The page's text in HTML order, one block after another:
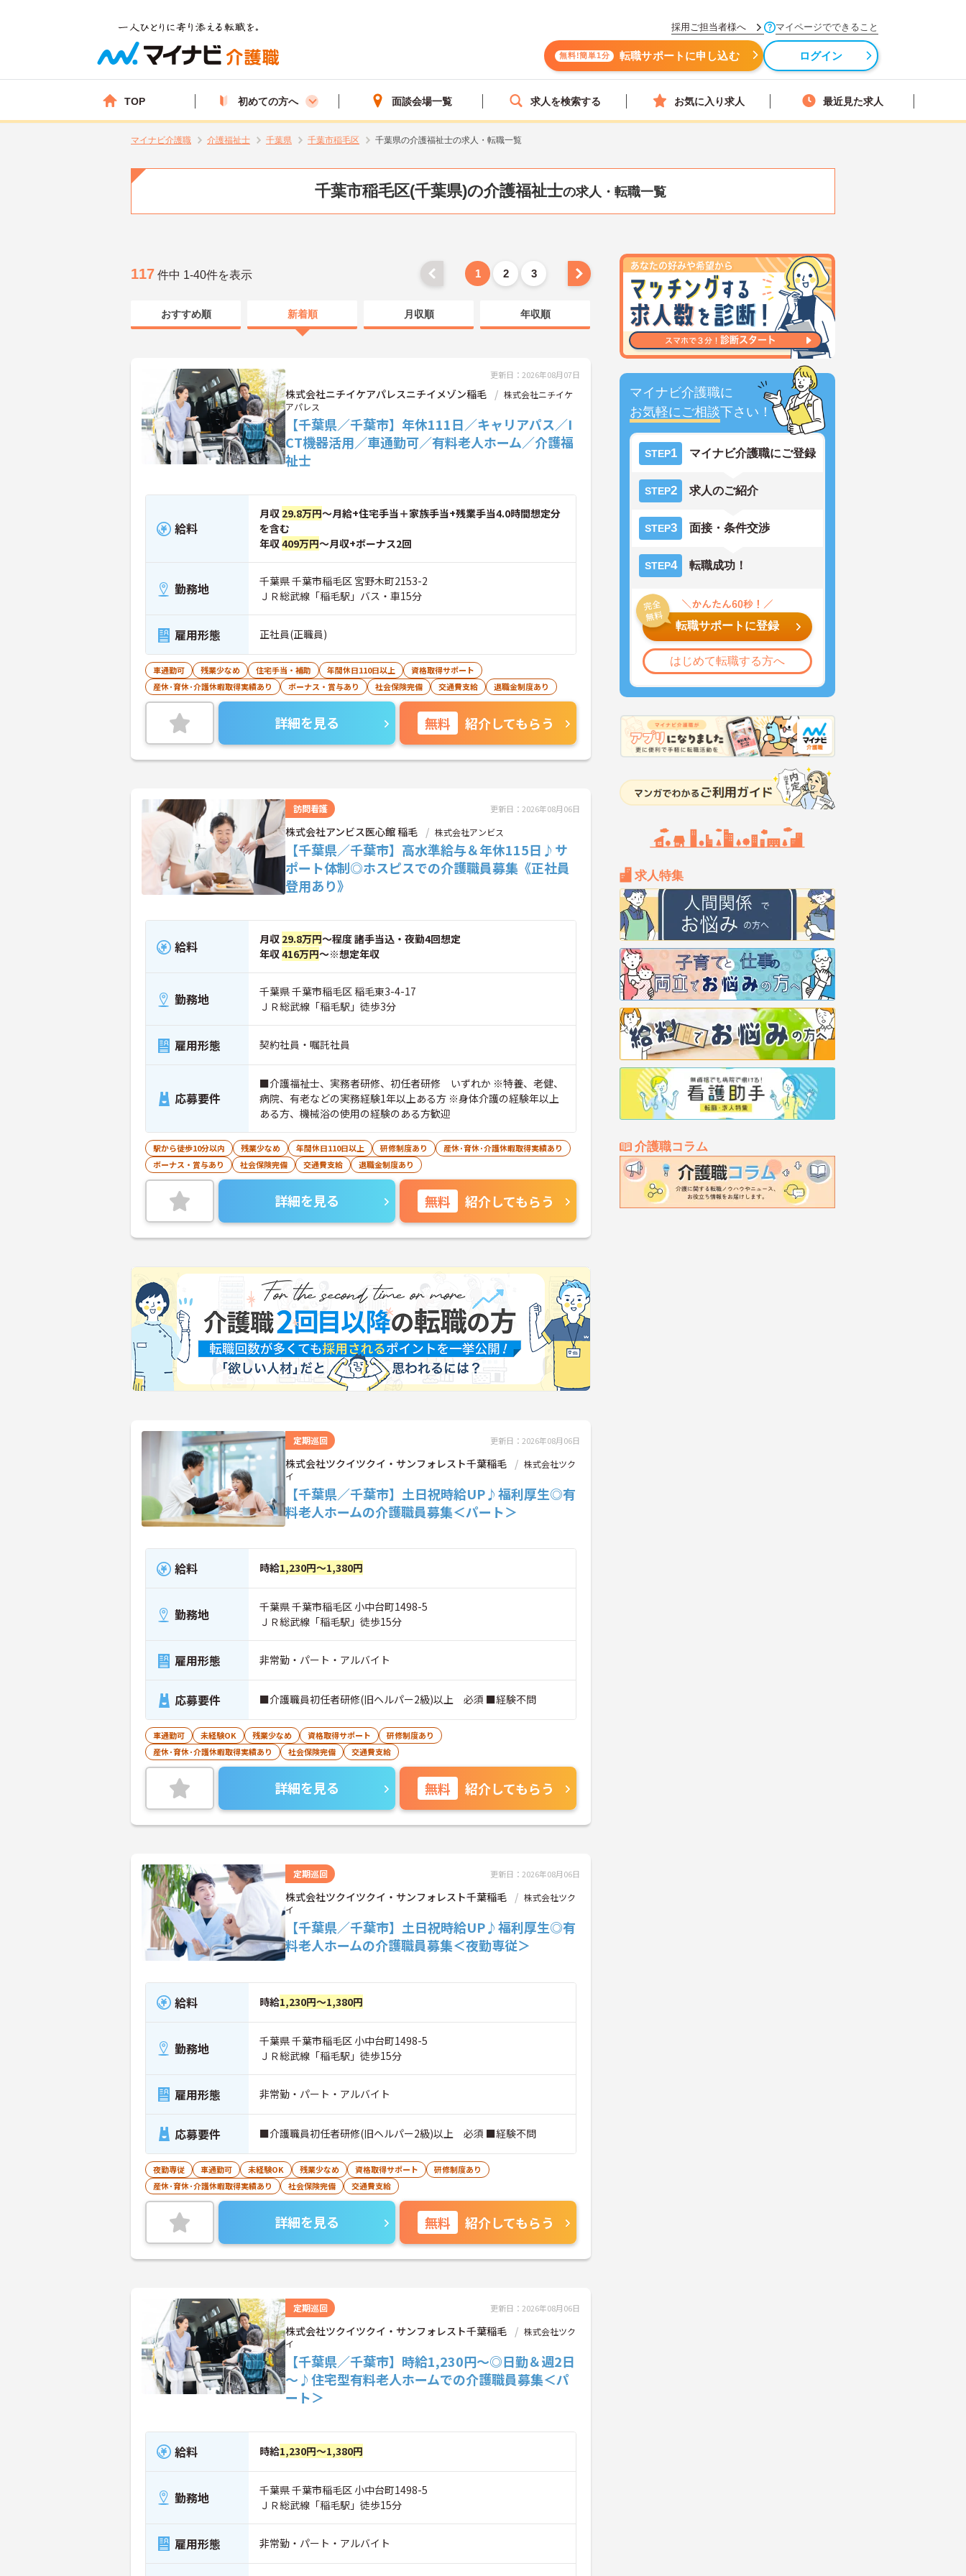
採用ご担当者様へ マイページでできること
無料!簡単1分 転職サポートに申し込む ログイン
TOP 初めての方へ 面談会場一覧 求人を検索する お気に入り求人 最近見た求人
マイナビ介護職 介護福祉士 千葉県 千葉市稲毛区 千葉県の介護福祉士の求人・転職一覧
千葉市稲毛区(千葉県)の介護福祉士の求人・転職一覧
マイナビ介護職に
お気軽にご相談下さい！
STEP1 マイナビ介護職にご登録
STEP2 求人のご紹介
STEP3 面接・条件交渉
STEP4 転職成功！
転職サポートに登録
はじめて転職する方へ
求人特集
介護職コラム
117 件中 1-40件を表示 1 2 3
おすすめ順 新着順 月収順 年収順
更新日：2026年08月07日
株式会社ニチイケアパレスニチイメゾン稲毛
株式会社ニチイケ
アパレス
【千葉県／千葉市】年休111日／キャリアパス／I
CT機器活用／車通勤可／有料老人ホーム／介護福
祉士
給料
月収 29.8万円～月給+住宅手当＋家族手当+残業手当4.0時間想定分
を含む
年収409万円～月収+ボーナス2回
勤務地
千葉県 千葉市稲毛区 宮野木町2153-2
ＪＲ総武線「稲毛駅」バス・車15分
雇用形態 正社員(正職員)
車通勤可 残業少なめ 住宅手当・補助 年間休日110日以上
資格取得サポート
産休･育休･介護休暇取得実績あり
ボーナス・賞与あり 社会保険完備 交通費支給 退職金制度あり
詳細を見る 無料 紹介してもらう
訪問看護 更新日：2026年08月06日
株式会社アンビス医心館 稲毛 株式会社アンビス
【千葉県／千葉市】高水準給与＆年休115日♪サ
ポート体制◎ホスピスでの介護職員募集《正社員
登用あり》
給料 月収 29.8万円～程度 諸手当込・夜勤4回想定
年収416万円～※想定年収
勤務地
千葉県 千葉市稲毛区 稲毛東3-4-17
ＪＲ総武線「稲毛駅」徒歩3分
雇用形態 契約社員・嘱託社員
応募要件
■介護福祉士、実務者研修、初任者研修 いずれか ※特養、老健、
病院、有老などの実務経験1年以上ある方 ※身体介護の経験年以上
ある方、機械浴の使用の経験のある方歓迎
駅から徒歩10分以内 残業少なめ 年間休日110日以上 研修制度あり
産休･育休･介護休暇取得実績あり
ボーナス・賞与あり
社会保険完備 交通費支給 退職金制度あり
詳細を見る 無料 紹介してもらう
定期巡回 更新日：2026年08月06日
株式会社ツクイツクイ・サンフォレスト千葉稲毛
株式会社ツク
イ
【千葉県／千葉市】土日祝時給UP♪福利厚生◎有
料老人ホームの介護職員募集＜パート＞
給料 時給1,230円～1,380円
勤務地
千葉県 千葉市稲毛区 小中台町1498-5
ＪＲ総武線「稲毛駅」徒歩15分
雇用形態 非常勤・パート・アルバイト
応募要件 ■介護職員初任者研修(旧ヘルパー2級)以上 必須 ■経験不問
車通勤可 未経験OK 残業少なめ 資格取得サポート
研修制度あり
産休･育休･介護休暇取得実績あり
社会保険完備 交通費支給
詳細を見る 無料 紹介してもらう
定期巡回 更新日：2026年08月06日
株式会社ツクイツクイ・サンフォレスト千葉稲毛
株式会社ツク
イ
【千葉県／千葉市】土日祝時給UP♪福利厚生◎有
料老人ホームの介護職員募集＜夜勤専従＞
給料 時給1,230円～1,380円
勤務地
千葉県 千葉市稲毛区 小中台町1498-5
ＪＲ総武線「稲毛駅」徒歩15分
雇用形態 非常勤・パート・アルバイト
応募要件 ■介護職員初任者研修(旧ヘルパー2級)以上 必須 ■経験不問
夜勤専従 車通勤可 未経験OK 残業少なめ 資格取得サポート
研修制度あり
産休･育休･介護休暇取得実績あり
社会保険完備 交通費支給
詳細を見る 無料 紹介してもらう
定期巡回 更新日：2026年08月06日
株式会社ツクイツクイ・サンフォレスト千葉稲毛
株式会社ツク
イ
【千葉県／千葉市】時給1,230円～◎日勤＆週2日
～♪住宅型有料老人ホームでの介護職員募集＜パ
ート＞
給料 時給1,230円～1,380円
勤務地
千葉県 千葉市稲毛区 小中台町1498-5
ＪＲ総武線「稲毛駅」徒歩15分
雇用形態 非常勤・パート・アルバイト